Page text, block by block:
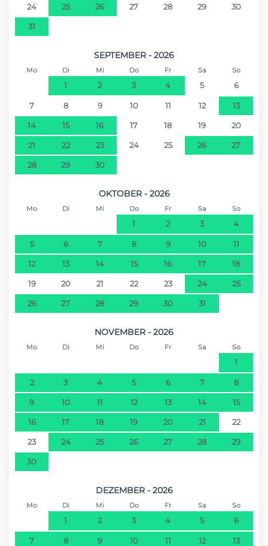
24 25 26 27 28 29 30
31
SEPTEMBER - 2026
Mo Di Mi Do Fr Sa So
1 2 3 4 5 6
7 8 9 10 11 12 13
14 15 16 17 18 19 20
21 22 23 24 25 26 27
28 29 30
OKTOBER - 2026
Mo Di Mi Do Fr Sa So
1 2 3 4
5 6 7 8 9 10 11
12 13 14 15 16 17 18
19 20 21 22 23 24 25
26 27 28 29 30 31
NOVEMBER - 2026
Mo Di Mi Do Fr Sa So
1
2 3 4 5 6 7 8
9 10 11 12 13 14 15
16 17 18 19 20 21 22
23 24 25 26 27 28 29
30
DEZEMBER - 2026
Mo Di Mi Do Fr Sa So
1 2 3 4 5 6
7 8 9 10 11 12 13